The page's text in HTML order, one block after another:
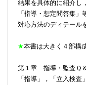
結果を具体的に紹介し
「指導・想定問答集
対応方法のディテール
★本書は大きく４部構
第１章 指導・監査Ｑ
「指導」，「立入検査